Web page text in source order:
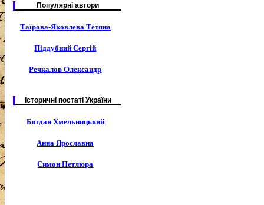
Популярні автори
Таїрова-Яковлева Тетяна
Піддубний Сергій
Речкалов Олександр
Історичні постаті України
Богдан Хмельницький
Анна Ярославна
Симон Петлюра